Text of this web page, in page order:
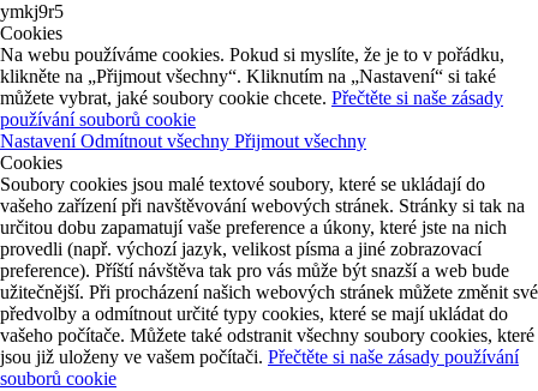
ymkj9r5
Cookies
Na webu používáme cookies. Pokud si myslíte, že je to v pořádku,
klikněte na „Přijmout všechny“. Kliknutím na „Nastavení“ si také
můžete vybrat, jaké soubory cookie chcete. Přečtěte si naše zásady
používání souborů cookie
NastaveníOdmítnout všechny Přijmout všechny
Cookies
Soubory cookies jsou malé textové soubory, které se ukládají do
vašeho zařízení při navštěvování webových stránek. Stránky si tak na
určitou dobu zapamatují vaše preference a úkony, které jste na nich
provedli (např. výchozí jazyk, velikost písma a jiné zobrazovací
preference). Příští návštěva tak pro vás může být snazší a web bude
užitečnější. Při procházení našich webových stránek můžete změnit své
předvolby a odmítnout určité typy cookies, které se mají ukládat do
vašeho počítače. Můžete také odstranit všechny soubory cookies, které
jsou již uloženy ve vašem počítači. Přečtěte si naše zásady používání
souborů cookie